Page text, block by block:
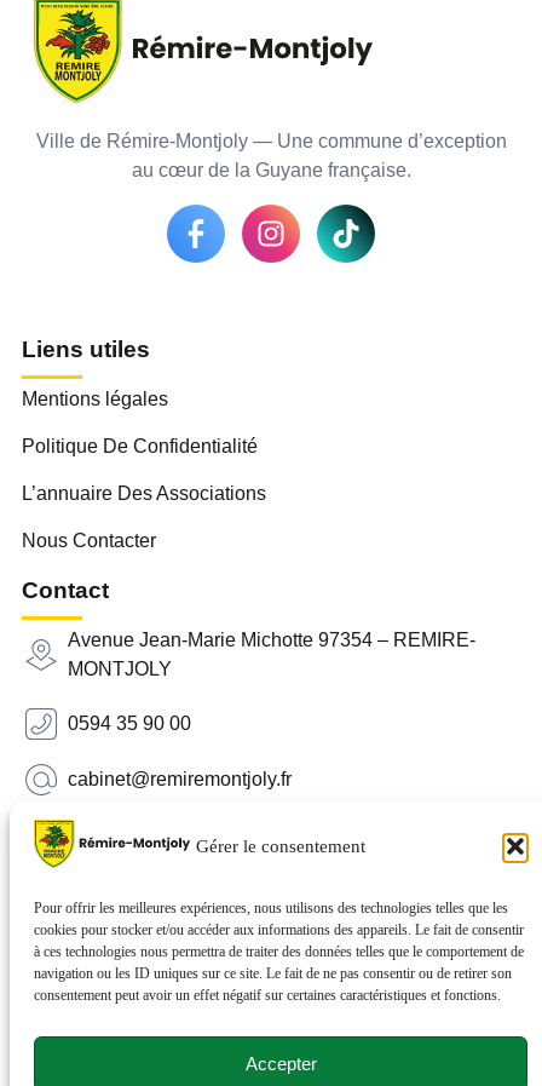
Gérer le consentement
Pour offrir les meilleures expériences, nous utilisons des technologies telles que les
cookies pour stocker et/ou accéder aux informations des appareils. Le fait de consentir
à ces technologies nous permettra de traiter des données telles que le comportement de
navigation ou les ID uniques sur ce site. Le fait de ne pas consentir ou de retirer son
consentement peut avoir un effet négatif sur certaines caractéristiques et fonctions.
Accepter
Ville de Rémire-Montjoly — Une commune d’exception
au cœur de la Guyane française.
Liens utiles
Mentions légales
Politique De Confidentialité
L’annuaire Des Associations
Nous Contacter
Contact
Avenue Jean-Marie Michotte 97354 – REMIRE-
MONTJOLY
0594 35 90 00
cabinet@remiremontjoly.fr
Newsletter
nouvelles de votre commune.